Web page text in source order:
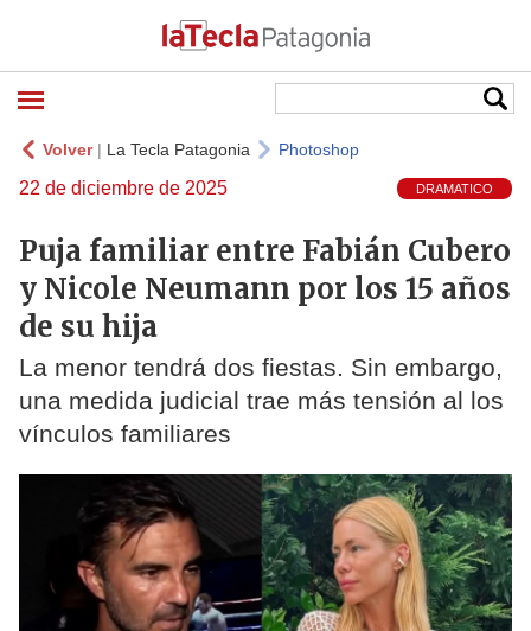
Volver| La Tecla Patagonia Photoshop
22 de diciembre de 2025 DRAMATICO
Puja familiar entre Fabián Cubero
y Nicole Neumann por los 15 años
de su hija
La menor tendrá dos fiestas. Sin embargo,
una medida judicial trae más tensión al los
vínculos familiares